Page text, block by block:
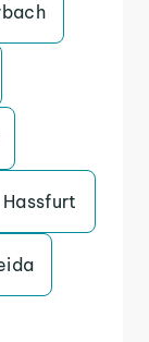
Hassfurt